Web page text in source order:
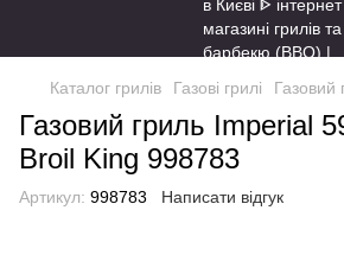
Каталог грилів Газові грилі Газовий
Газовий гриль Imperial
Broil King 998783
Артикул: 998783 Написати відгук